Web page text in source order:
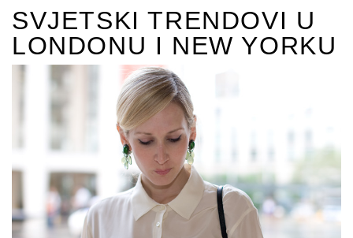
SVJETSKI TRENDOVI U
LONDONU I NEW YORKU